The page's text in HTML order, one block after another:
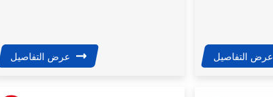
عرض التفاصيل عرض التفاصيل